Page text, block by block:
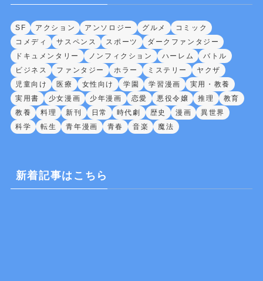
SF アクション アンソロジー グルメ
コミック
コメディ
サスペンス スポーツ
ダークファンタジー
ドキュメンタリー
ノンフィクション ハーレム
バトル
ビジネス
ファンタジー ホラー ミステリー
ヤクザ
児童向け
医療 女性向け 学園 学習漫画
実用・教養
実用書
少女漫画 少年漫画 恋愛 悪役令嬢 推理
教育
教養
料理 新刊 日常 時代劇 歴史 漫画
異世界
科学
転生 青年漫画 青春 音楽 魔法
新着記事はこちら